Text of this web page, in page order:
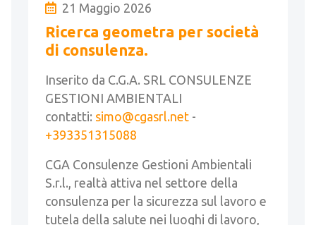
21 Maggio 2026
Ricerca geometra per società
di consulenza.
Inserito da C.G.A. SRL CONSULENZE
GESTIONI AMBIENTALI
contatti: simo@cgasrl.net -
+393351315088
CGA Consulenze Gestioni Ambientali
S.r.l., realtà attiva nel settore della
consulenza per la sicurezza sul lavoro e
tutela della salute nei luoghi di lavoro,